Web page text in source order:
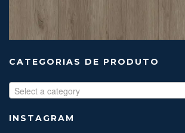
CATEGORIAS DE PRODUTO
Select a category
INSTAGRAM